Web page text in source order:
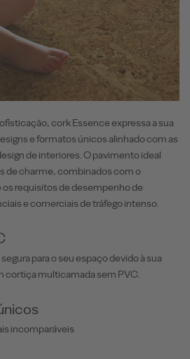
cork Essence expressa a sua
e formatos únicos alinhado com as
de interiores. O pavimento ideal
de charme, combinados com o
requisitos de desempenho de
e comerciais de tráfego intenso.
para o seu espaço devido à sua
cortiça multicamada sem PVC.
incomparáveis